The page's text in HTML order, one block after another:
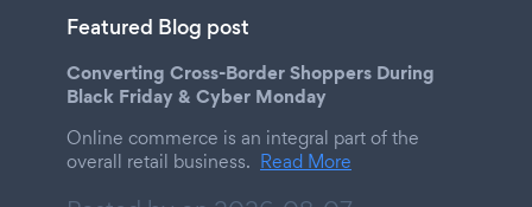
Featured Blog post
Converting Cross-Border Shoppers During
Black Friday & Cyber Monday
Online commerce is an integral part of the
overall retail business. Read More